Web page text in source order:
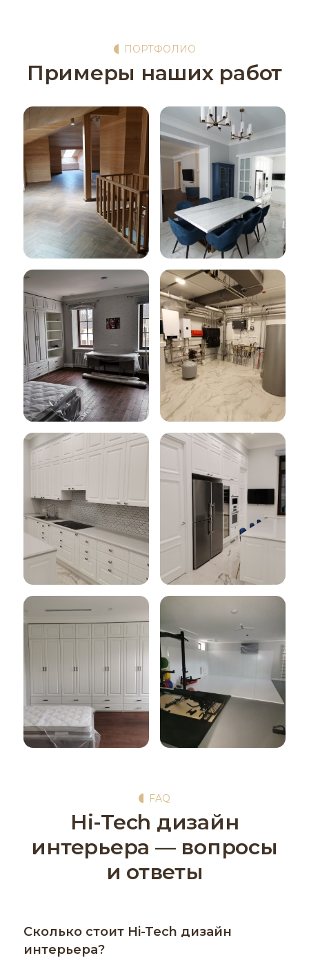
ПОРТФОЛИО
Примеры наших работ
FAQ
Hi-Tech дизайн
интерьера — вопросы
и ответы
Сколько стоит Hi-Tech дизайн
интерьера?